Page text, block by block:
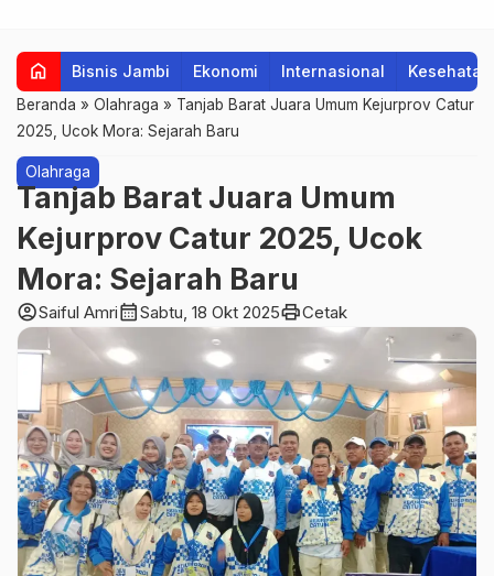
home Bisnis Jambi Ekonomi Internasional Kesehatan
Beranda » Olahraga » Tanjab Barat Juara Umum Kejurprov Catur
2025, Ucok Mora: Sejarah Baru
Olahraga
Tanjab Barat Juara Umum
Kejurprov Catur 2025, Ucok
Mora: Sejarah Baru
account_circleSaiful Amricalendar_monthSabtu, 18 Okt 2025printCetak